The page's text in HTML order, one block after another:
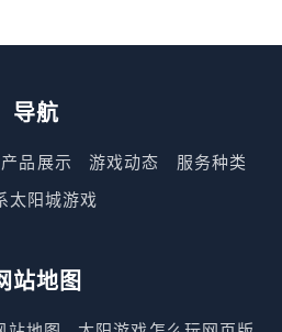
导航
产品展示 游戏动态
服务种类
太阳城游戏
站地图